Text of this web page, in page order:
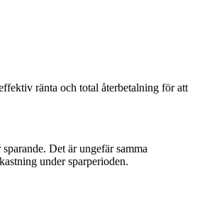
ränta och total återbetalning för att
Det är ungefär samma
under sparperioden.